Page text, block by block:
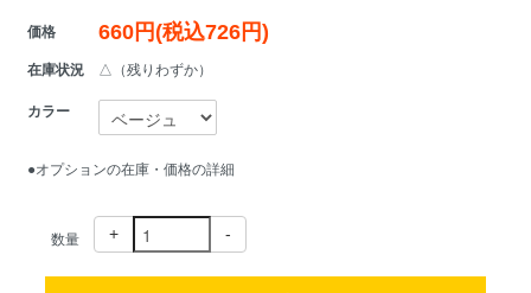
価格 660円(税込726円)
在庫状況 △（残りわずか）
カラー
●オプションの在庫・価格の詳細
数量 + -